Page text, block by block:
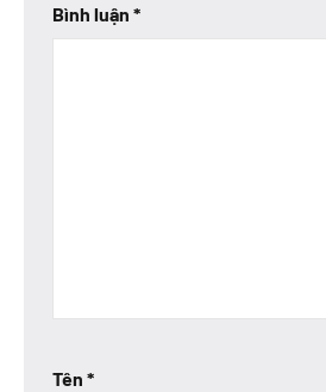
Bình luận *
Tên *